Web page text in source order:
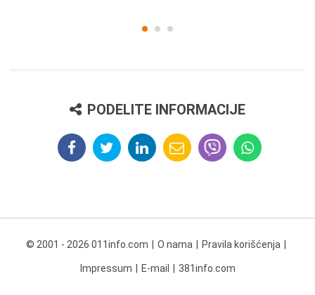
PODELITE INFORMACIJE
© 2001 - 2026 011info.com O nama Pravila korišćenja
Impressum E-mail 381info.com